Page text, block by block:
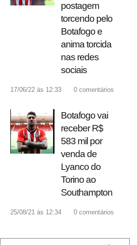
postagem
torcendo pelo
Botafogo e
anima torcida
nas redes
sociais
17/06/22 às 12:33 0 comentários
Botafogo vai
receber R$
583 mil por
venda de
Lyanco do
Torino ao
Southampton
25/08/21 às 12:34 0 comentários